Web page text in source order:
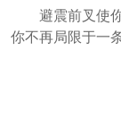
避震前叉使
你不再局限于一